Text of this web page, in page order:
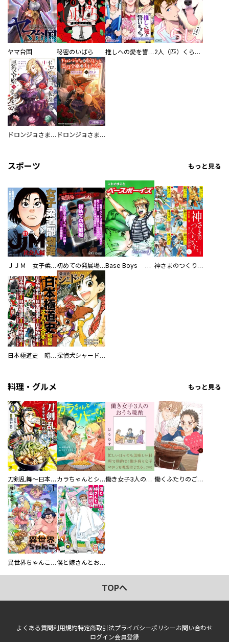
ヤマ台国 秘密のいばら 推しへの愛を誓いますか？～アラサー女子、推しは逃げぬが人生逃げる～ 2人（匹）くらし。
ドロンジョさまは転生しても悪役令嬢のままだった ドロンジョさまは転生しても悪役令嬢のままだった【分冊版】
スポーツ もっと見る
ＪＪＭ 女子柔道部物語 社会人編 初めての発展場 【白抜き修正版】 Base Boys 新装版 神さまのつくりかた。スーパー大合本
日本極道史 昭和編 スーパー大合本 探偵犬シャードック（新装版）
料理・グルメ もっと見る
刀剣乱舞～日本号つれづれ酒～ カラちゃんとシトーさんと、 【分冊版】 働き女子3人のおうち晩酌 働くふたりのごほうび飯
異世界ちゃんこ～横綱目前に召喚されたんだが～ 【連載版】 僕と嫁さんとお酒の関係
TOPへ
よくある質問利用規約特定商取引法プライバシーポリシーお問い合わせ
ログイン会員登録